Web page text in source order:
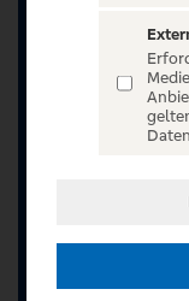
Jetzt
Unser
Registrieren Sie